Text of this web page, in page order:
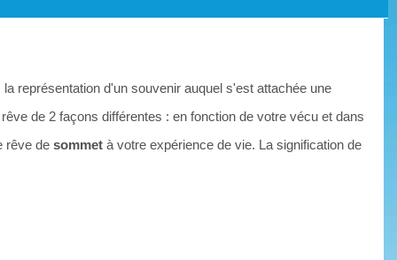
représentation d'un souvenir auquel s'est attachée une
de 2 façons différentes : en fonction de votre vécu et dans
rêve desommet à votre expérience de vie. La signification de